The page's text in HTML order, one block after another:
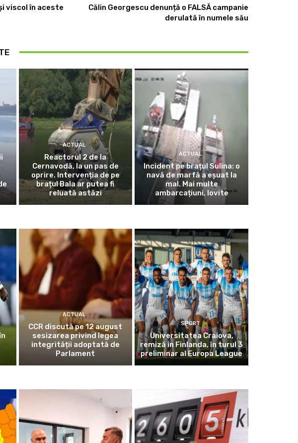
viscol în aceste
Călin Georgescu denunță o FALSĂ campanie
derulată în numele său
ACTUAL
Reactorul 2 de la
Cernavodă, la un pas de
oprire. Intervenția de pe
brațul Bala ar putea fi
reluată astăzi
ACTUAL
Incident pe brațul Sulina: o
navă de marfă a eșuat la
mal. Mai multe
ambarcațiuni, lovite
ACTUAL
CCR discută pe 12 august
sesizarea privind legea
integrității adoptată de
Parlament
SPORT
Universitatea Craiova,
remiză în Finlanda, în turul 3
preliminar al Europa League